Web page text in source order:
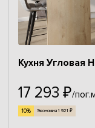
Кухня Угловая
17 293 ₽/
10% Экономия 1 921 ₽